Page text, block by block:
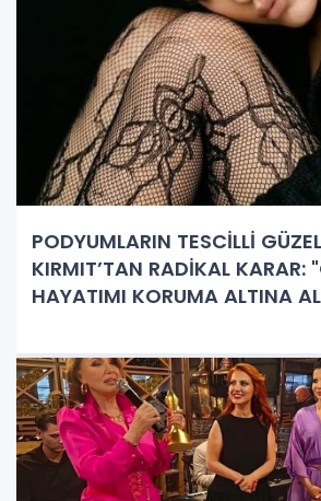
PODYUMLARIN TESCİLLİ
KIRMIT’TAN RADİKAL KARAR:
HAYATIMI KORUMA ALTINA